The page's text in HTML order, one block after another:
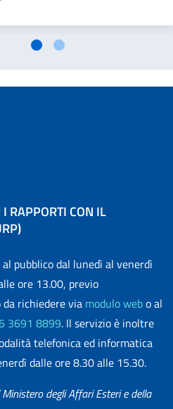
RAPPORTI CON IL
pubblico dal lunedì al venerdì
ore 13.00, previo
richiedere via modulo webo al
3691 8899. Il servizio è inoltre
telefonica ed informatica
dalle ore 8.30 alle 15.30.
Ministero degli Affari Esteri e della